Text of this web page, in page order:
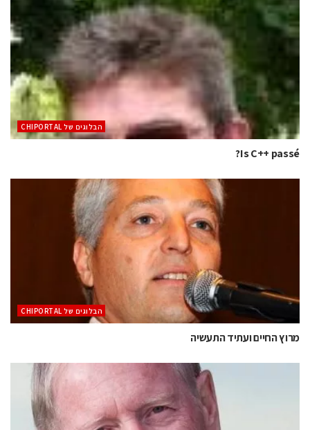
הבלוגים של CHIPORTAL
Is C++ passé?
הבלוגים של CHIPORTAL
מרוץ החיים ועתיד התעשיה